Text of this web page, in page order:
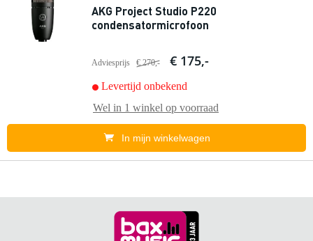
AKG Project Studio P220
condensatormicrofoon
Adviesprijs € 270,- € 175,-
Levertijd onbekend
Wel in 1 winkel op voorraad
In mijn winkelwagen